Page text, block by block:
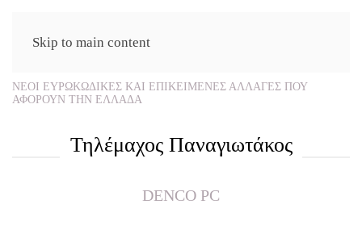
Skip to main content
ΝΕΟΙ ΕΥΡΩΚΩΔΙΚΕΣ ΚΑΙ ΕΠΙΚΕΙΜΕΝΕΣ ΑΛΛΑΓΕΣ ΠΟΥ
ΑΦΟΡΟΥΝ ΤΗΝ ΕΛΛΑΔΑ
Τηλέμαχος Παναγιωτάκος
DENCO PC